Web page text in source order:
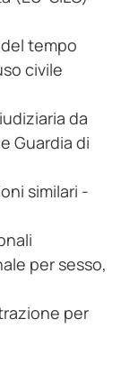
tempo
civile
da
Guardia di
similari -
per sesso,
per